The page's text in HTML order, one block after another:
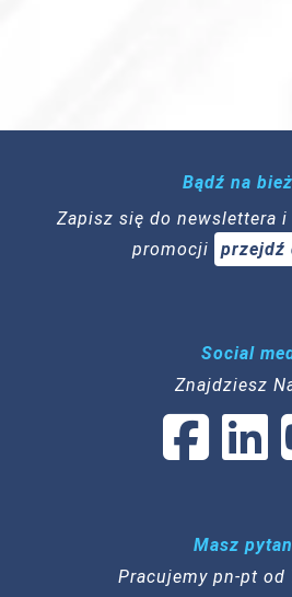
Bądź na
Zapisz się do newslettera
promocji
przejdź
Social
Znajdziesz
Masz
Pracujemy pn-pt od